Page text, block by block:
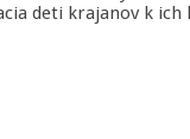
deti krajanov k ich